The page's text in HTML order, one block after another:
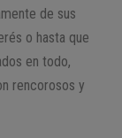
de sus
o hasta que
en todo,
rencorosos y